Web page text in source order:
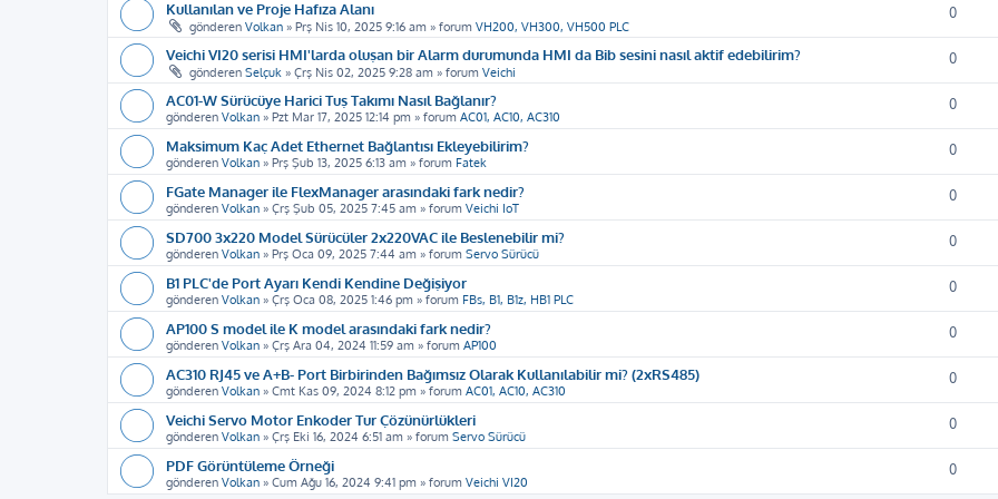
Kullanılan ve Proje Hafıza Alanı
gönderen Volkan » Prş Nis 10, 2025 9:16 am » forum VH200, VH300, VH500 PLC
0
Veichi VI20 serisi HMI'larda oluşan bir Alarm durumunda HMI da Bib sesini nasıl aktif edebilirim?
gönderen Selçuk » Çrş Nis 02, 2025 9:28 am » forum Veichi
0
AC01-W Sürücüye Harici Tuş Takımı Nasıl Bağlanır?
gönderen Volkan » Pzt Mar 17, 2025 12:14 pm » forum AC01, AC10, AC310
0
Maksimum Kaç Adet Ethernet Bağlantısı Ekleyebilirim?
gönderen Volkan » Prş Şub 13, 2025 6:13 am » forum Fatek
0
FGate Manager ile FlexManager arasındaki fark nedir?
gönderen Volkan » Çrş Şub 05, 2025 7:45 am » forum Veichi IoT
0
SD700 3x220 Model Sürücüler 2x220VAC ile Beslenebilir mi?
gönderen Volkan » Prş Oca 09, 2025 7:44 am » forum Servo Sürücü
0
B1 PLC'de Port Ayarı Kendi Kendine Değişiyor
gönderen Volkan » Çrş Oca 08, 2025 1:46 pm » forum FBs, B1, B1z, HB1 PLC
0
AP100 S model ile K model arasındaki fark nedir?
gönderen Volkan » Çrş Ara 04, 2024 11:59 am » forum AP100
0
AC310 RJ45 ve A+B- Port Birbirinden Bağımsız Olarak Kullanılabilir mi? (2xRS485)
gönderen Volkan » Cmt Kas 09, 2024 8:12 pm » forum AC01, AC10, AC310
0
Veichi Servo Motor Enkoder Tur Çözünürlükleri
gönderen Volkan » Çrş Eki 16, 2024 6:51 am » forum Servo Sürücü
0
PDF Görüntüleme Örneği
gönderen Volkan » Cum Ağu 16, 2024 9:41 pm » forum Veichi VI20
0